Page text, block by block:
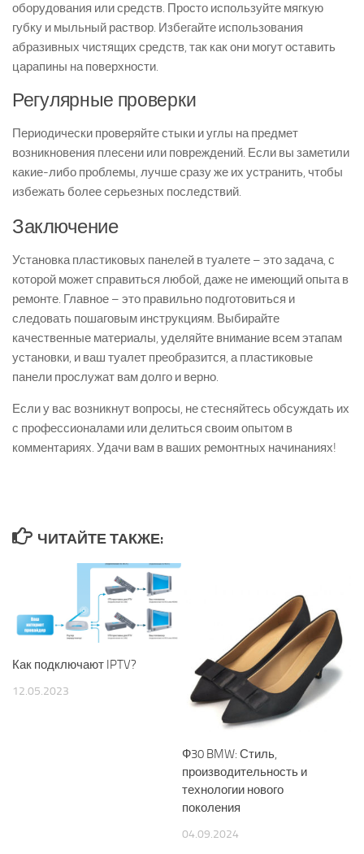
оборудования или средств. Просто используйте мягкую
губку и мыльный раствор. Избегайте использования
абразивных чистящих средств, так как они могут оставить
царапины на поверхности.
Регулярные проверки
Периодически проверяйте стыки и углы на предмет
возникновения плесени или повреждений. Если вы заметили
какие-либо проблемы, лучше сразу же их устранить, чтобы
избежать более серьезных последствий.
Заключение
Установка пластиковых панелей в туалете – это задача, с
которой может справиться любой, даже не имеющий опыта в
ремонте. Главное – это правильно подготовиться и
следовать пошаговым инструкциям. Выбирайте
качественные материалы, уделяйте внимание всем этапам
установки, и ваш туалет преобразится, а пластиковые
панели прослужат вам долго и верно.
Если у вас возникнут вопросы, не стесняйтесь обсуждать их
с профессионалами или делиться своим опытом в
комментариях. Удачи вам в ваших ремонтных начинаниях!
ЧИТАЙТЕ ТАКЖЕ:
Как подключают IPTV?
12.05.2023
Ф30 BMW: Стиль,
производительность и
технологии нового
поколения
04.09.2024